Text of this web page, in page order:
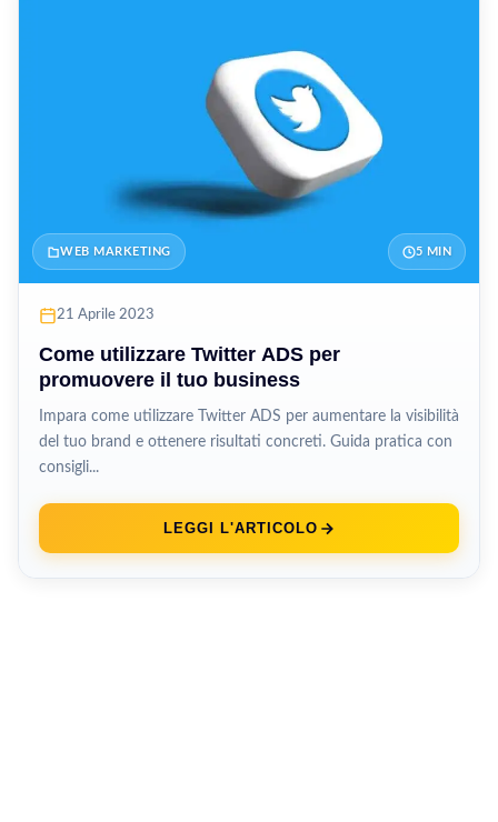
WEB MARKETING 5 MIN
21 Aprile 2023
Come utilizzare Twitter ADS per
promuovere il tuo business
Impara come utilizzare Twitter ADS per aumentare la visibilità
del tuo brand e ottenere risultati concreti. Guida pratica con
consigli...
LEGGI L'ARTICOLO